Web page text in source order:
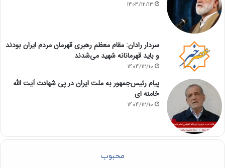
1404/12/13
سردار رادان: مقام معظم رهبری قهرمان مردم ایران بودند
و باید قهرمانانه شهید می‌شدند
1404/12/10
پیام رئیس‌جمهور به ملت ایران در پی شهادت آیت الله
خامنه ای
1404/12/10
محبوب